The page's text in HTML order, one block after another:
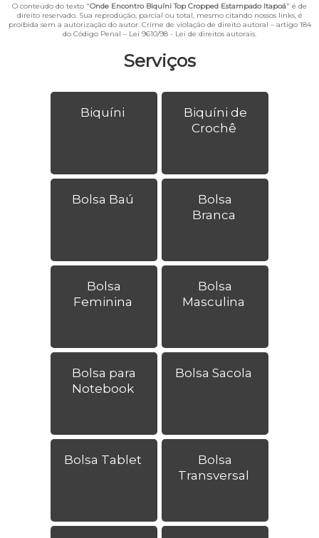
Serviços
Biquíni
Biquíni de
Crochê
Bolsa Baú
Bolsa
Branca
Bolsa
Feminina
Bolsa
Masculina
Bolsa para
Notebook
Bolsa Sacola
Bolsa Tablet
Bolsa
Transversal
O conteúdo do texto "Onde Encontro Biquíni Top Cropped Estampado Itapoá" é de
direito reservado. Sua reprodução, parcial ou total, mesmo citando nossos links, é
proibida sem a autorização do autor. Crime de violação de direito autoral – artigo 184
do Código Penal – Lei 9610/98 - Lei de direitos autorais.